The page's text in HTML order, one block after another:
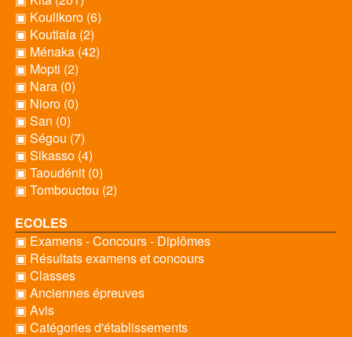
▣ Koulikoro (6)
▣ Koutiala (2)
▣ Ménaka (42)
▣ Mopti (2)
▣ Nara (0)
▣ Nioro (0)
▣ San (0)
▣ Ségou (7)
▣ Sikasso (4)
▣ Taoudénit (0)
▣ Tombouctou (2)
ECOLES
▣ Examens - Concours - Diplômes
▣ Résultats examens et concours
▣ Classes
▣ Anciennes épreuves
▣ Avis
▣ Catégories d'établissements